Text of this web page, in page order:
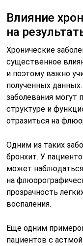
Влияние
на
Хронические
существенное
и поэтому важно
полученных
заболевания могут
структуре и
отразиться на
Одним из таких
бронхит. У
может
на
прозрачность
воспаления.
Еще одним
пациентов с